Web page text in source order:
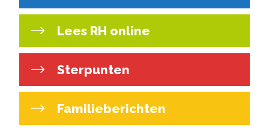
Lees RH online
Sterpunten
Familieberichten